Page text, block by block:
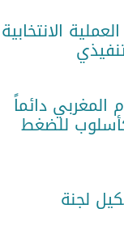
الانتخابية
المغربي دائماً
للضغط
لجنة